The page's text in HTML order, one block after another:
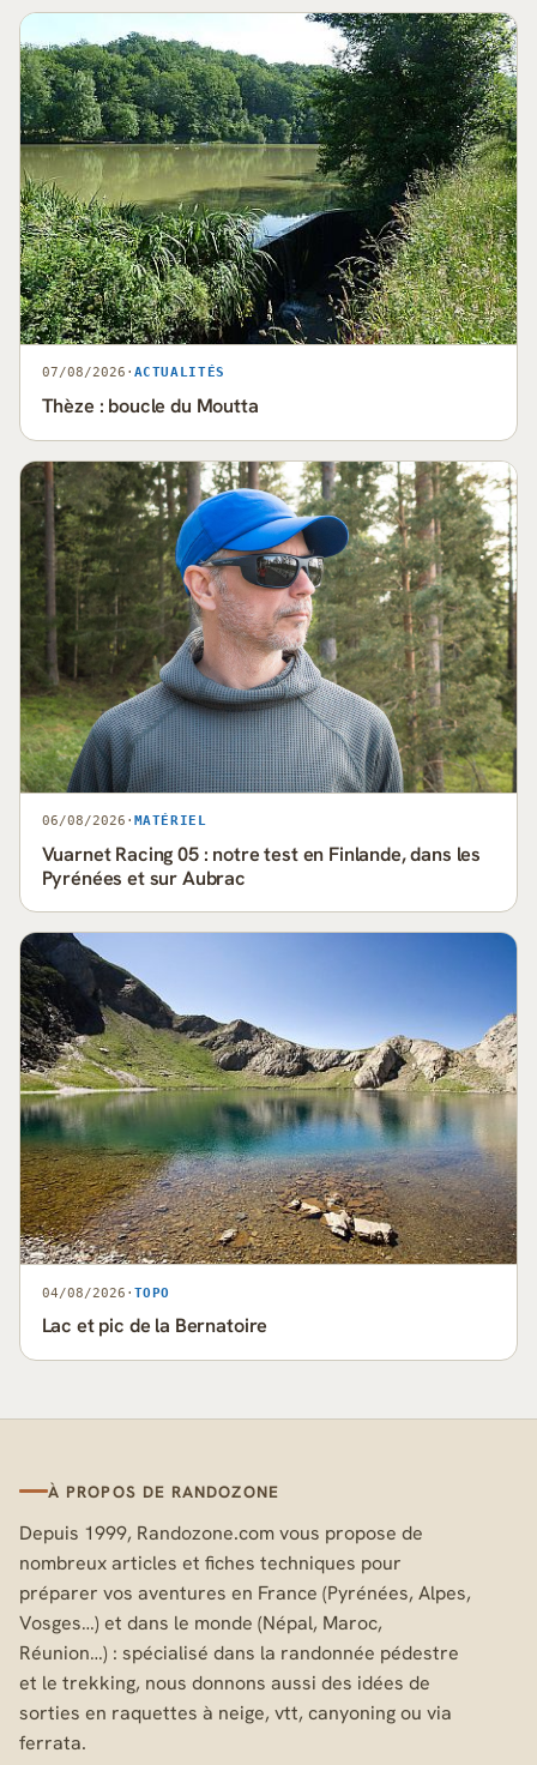
07/08/2026 · ACTUALITÉS
Thèze : boucle du Moutta
06/08/2026 · MATÉRIEL
Vuarnet Racing 05 : notre test en Finlande, dans les
Pyrénées et sur Aubrac
04/08/2026 · TOPO
Lac et pic de la Bernatoire
À PROPOS DE RANDOZONE
Depuis 1999, Randozone.com vous propose de
nombreux articles et fiches techniques pour
préparer vos aventures en France (Pyrénées, Alpes,
Vosges…) et dans le monde (Népal, Maroc,
Réunion…) : spécialisé dans la randonnée pédestre
et le trekking, nous donnons aussi des idées de
sorties en raquettes à neige, vtt, canyoning ou via
ferrata.